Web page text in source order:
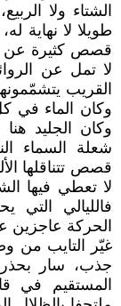
الشتاء ولا
طويلا لا نهاية
قصص كثيرة عن
لا تمل عن
القريب
وكان الماء في
وكان الجليد
شعلة السماء
قصص تتناقلها
لا تعطي فيها
فالليالي التي
الحركة
غيّر التايب من
جذب، سار بحذر
المستقيم في